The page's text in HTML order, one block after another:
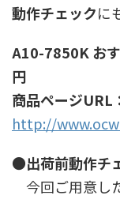
動作チェックに
A10-7850K お
円
商品ページURL
http://
●出荷前動作チ
今回ご用意し